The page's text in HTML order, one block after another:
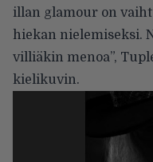
illan glamour on
hiekan nielemiseksi.
villiäkin menoa”,
kielikuvin.